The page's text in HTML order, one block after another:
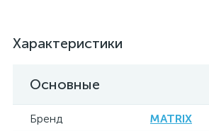
Характеристики
Основные
Бренд MATRIX